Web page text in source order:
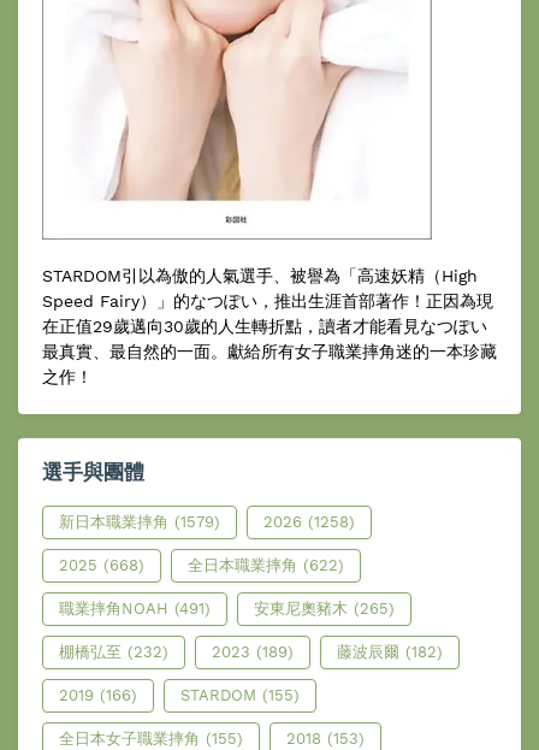
STARDOM引以為傲的人氣選手、被譽為「高速妖精（High
Speed Fairy）」的なつぽい，推出生涯首部著作！正因為現
在正值29歲邁向30歲的人生轉折點，讀者才能看見なつぽい
最真實、最自然的一面。獻給所有女子職業摔角迷的一本珍藏
之作！
選手與團體
新日本職業摔角 (1579) 2026 (1258)
2025 (668) 全日本職業摔角 (622)
職業摔角NOAH (491) 安東尼奧豬木 (265)
棚橋弘至 (232) 2023 (189) 藤波辰爾 (182)
2019 (166) STARDOM (155)
全日本女子職業摔角 (155) 2018 (153)